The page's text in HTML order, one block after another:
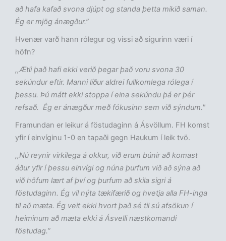
að hafa kafað svona djúpt og standa þetta mikið saman.
Ég er mjög ánægður.”
Hvenær varð hann rólegur og vissi að sigurinn væri í
höfn?
,,Ætli það hafi ekki verið þegar það voru svona 30
sekúndur eftir. Manni líður aldrei fullkomlega rólega í
þessu. Þú mátt ekki stoppa í eina sekúndu þá er þér
refsað. Ég er ánægður með fókusinn sem við sýndum."
Framundan er leikur á föstudaginn á Ásvöllum. FH komst
yfir í einvíginu 1-0 en tapaði gegn Haukum í leik tvö.
,,Nú reynir virkilega á okkur, við erum búnir að komast
áður yfir í þessu einvígi og núna þurfum við að sýna að
við höfum lært af því og þurfum að skila sigri á
föstudaginn. Ég vil nýta tækifærið og hvetja alla FH-inga
til að mæta. Ég veit ekki hvort það sé til sú afsökun í
heiminum að mæta ekki á Ásvelli næstkomandi
föstudag.”